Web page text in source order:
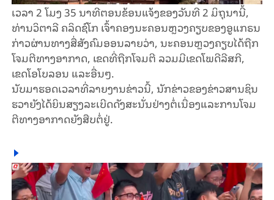
ເວ​ລາ 2 ໂມງ 35 ນາ​ທີຕອນ​ຂ້ອນ​ແຈ້ງ​ຂອງວັນ​ທີ 2 ມິ​ຖຸ​ນາ​ນີ້,
ທ່ານວິ​ຕາ​ລີ ຄ​ລິດ​ຊ໌​ໂກ ເຈົ້າ​ຄອງ​ນະ​ຄອນ​ຫຼວງ​ຄຽບ​ຂອງ​ອູ​ແກ​ຣນ
ກ່າວ​ຜ່ານ​ທາງ​ສື່​ສັງ​ຄົມ​ອອນ​ລາຍ​ວ່າ, ນະ​ຄອນ​​ຫຼວງຄຽບ​ໄດ້​ຖືກ​
ໂຈມ​ຕີ​ທາງ​ອາ​ກາດ, ເຂດ​ທີ່​ຖືກ​​ໂຈມ​ຕີ​ ລວມ​ມີເຂດໂພ​ດີ​ລີ​ສ​ກີ,
ເຂດ​ໂອ​ໂບ​ລອນ ແລະ​ອື່ນໆ.
ນັບ​ມາ​ຮອດ​ເວ​ລາ​ທີ່​ລາຍ​ງານ​ຂ່າວ​ນີ້, ນັກ​ຂ່າວ​​ຂອງຂ່າວ​ສານ​ຊິນ​
ຮ​ວາ​ຍັງ​ໄດ້​ຍິນ​ສຽງ​ລະ​ເບີດ​ດັງ​ສະ​ນັ່ນຢ່າງ​ຕໍ່​ເນື່ອງ​ແລະການ​​ໂຈມ​
ຕີ​ທາງ​ອາ​ກາດ​ຍັງ​​ສືບ​ຕໍ່​ຢູ່.